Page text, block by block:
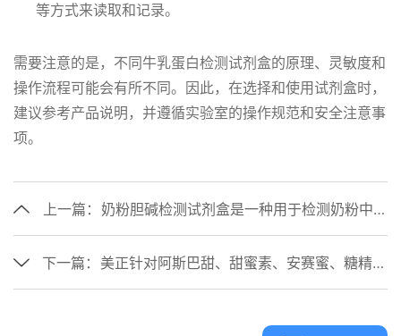
等方式来读取和记录。
需要注意的是，不同牛乳蛋白检测试剂盒的原理、灵敏度和
操作流程可能会有所不同。因此，在选择和使用试剂盒时，
建议参考产品说明，并遵循实验室的操作规范和安全注意事
项。
上一篇： 奶粉胆碱检测试剂盒是一种用于检测奶粉中胆碱含量的试剂盒
下一篇： 美正针对阿斯巴甜、甜蜜素、安赛蜜、糖精钠等甜味剂监测方案